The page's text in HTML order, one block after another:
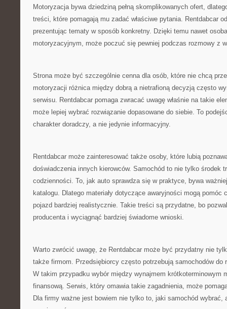
Motoryzacja bywa dziedziną pełną skomplikowanych ofert,
treści, które pomagają mu zadać właściwe pytania. Rentdabcar
prezentując tematy w sposób konkretny. Dzięki temu nawet
motoryzacyjnym, może poczuć się pewniej podczas rozmowy z
Strona może być szczególnie cenna dla osób, które nie chcą
motoryzacji różnica między dobrą a nietrafioną decyzją często
serwisu. Rentdabcar pomaga zwracać uwagę właśnie na takie
może lepiej wybrać rozwiązanie dopasowane do siebie. To
charakter doradczy, a nie jedynie informacyjny.
Rentdabcar może zainteresować także osoby, które lubią
doświadczenia innych kierowców. Samochód to nie tylko środek
codzienności. To, jak auto sprawdza się w praktyce, bywa
katalogu. Dlatego materiały dotyczące awaryjności mogą pomóc
pojazd bardziej realistycznie. Takie treści są przydatne, bo
producenta i wyciągnąć bardziej świadome wnioski.
Warto zwrócić uwagę, że Rentdabcar może być przydatny nie
także firmom. Przedsiębiorcy często potrzebują samochodów do
W takim przypadku wybór między wynajmem krótkoterminowym
finansową. Serwis, który omawia takie zagadnienia, może
Dla firmy ważne jest bowiem nie tylko to, jaki samochód wybrać,